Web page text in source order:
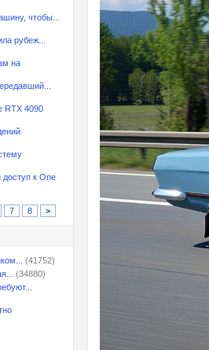
чтобы...
рубеж...
на
RTX 4090
к One
7 8 >
(41752)
(34880)